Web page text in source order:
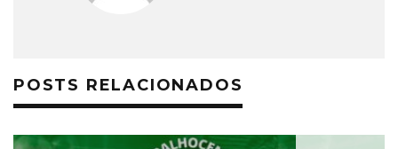
POSTS RELACIONADOS